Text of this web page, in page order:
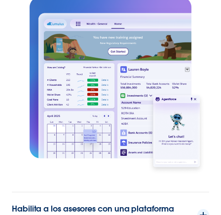
Habilita a los asesores con una plataforma